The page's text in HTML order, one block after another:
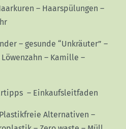
– Haarspülungen –
– gesunde “Unkräuter” –
Löwenzahn – Kamille –
– Einkaufsleitfaden
Plastikfreie Alternativen –